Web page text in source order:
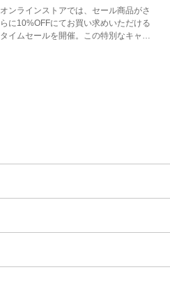
オンラインストアでは、セール商品がさ
らに10%OFFにてお買い求めいただける
タイムセールを開催。この特別なキャン